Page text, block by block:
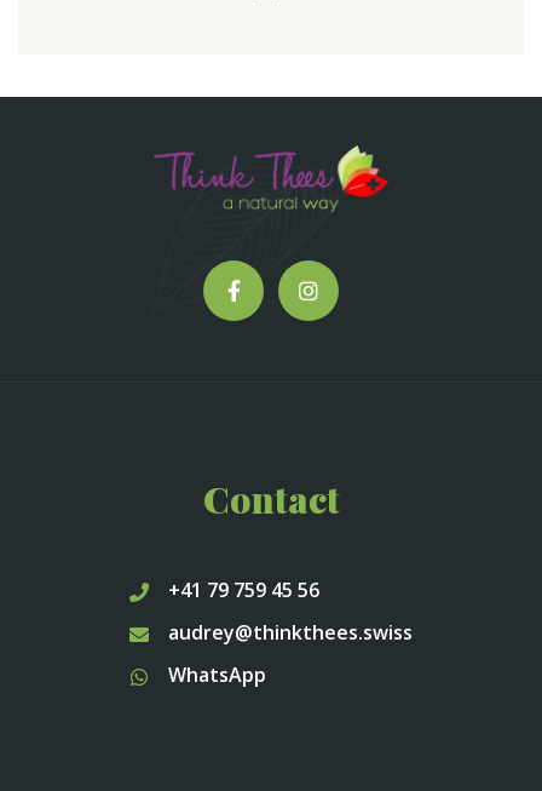
Contact
+41 79 759 45 56
audrey@thinkthees.swiss
WhatsApp